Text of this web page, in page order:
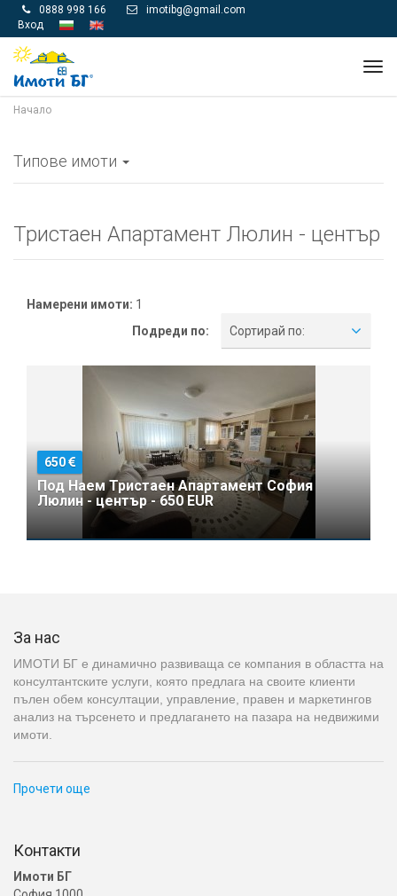
 0888 998 166 
imotibg@gmail.com
Вход
Начало
Типове имоти
Тристаен Апартамент Люлин - център
Намерени имоти: 1
Подреди по:
Сортирай по:
650
Под Наем Тристаен Апартамент София
Люлин - център - 650 EUR
За нас
ИМОТИ БГ е динамично развиваща се компания в областта на
консултантските услуги, която предлага на своите клиенти
пълен обем консултации, управление, правен и маркетингов
анализ на търсенето и предлагането на пазара на недвижими
имоти.
Прочети още
Контакти
Имоти БГ